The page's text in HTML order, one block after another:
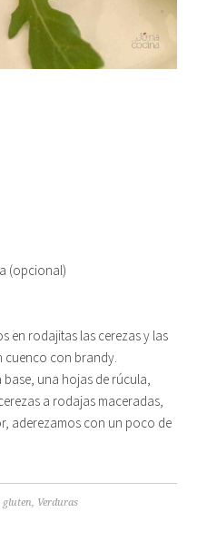
(opcional)
en rodajitas las cerezas y las
cuenco con brandy.
una hojas de rúcula,
a rodajas maceradas,
aderezamos con un poco de
gluten, Verduras